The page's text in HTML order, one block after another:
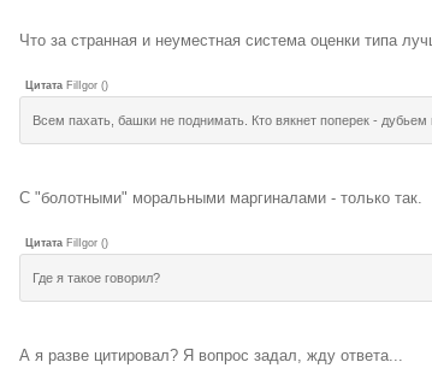
Что за странная и неуместная система оценки типа
Цитата FilIgor ()
Всем пахать, башки не поднимать. Кто вякнет поперек -
С "болотными" моральными маргиналами - только так.
Цитата FilIgor ()
Где я такое говорил?
А я разве цитировал? Я вопрос задал, жду ответа...